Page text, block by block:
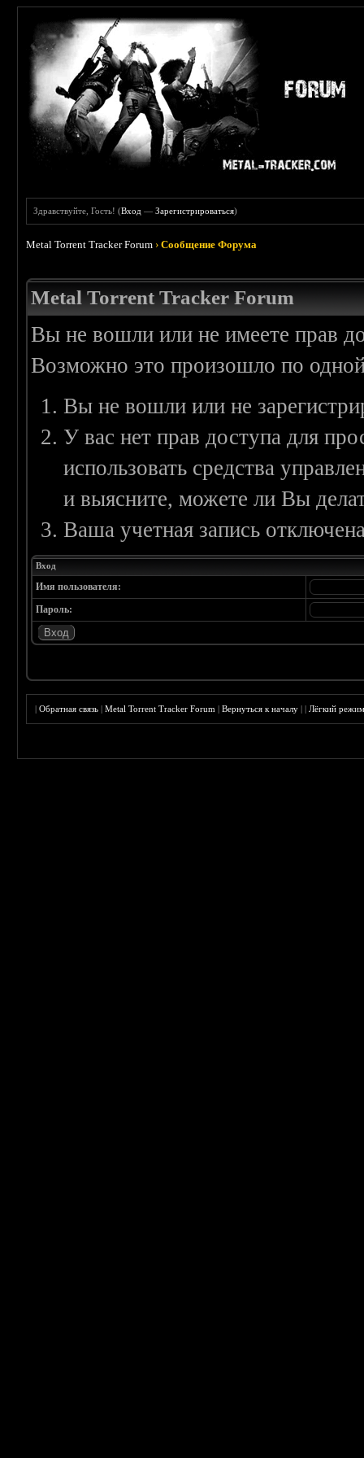
Здравствуйте, Гость! (Вход —Зарегистрироваться)
Metal Torrent Tracker Forum ›Сообщение Форума
Metal Torrent Tracker Forum
Вы не вошли или не имеете прав
Возможно это произошло по
Вы не вошли или не
У вас нет прав доступа для
использовать средства
и выясните, можете ли Вы
Ваша учетная запись
Вход
Имя пользователя:
Пароль:
|Обратная связь |Metal Torrent Tracker Forum |Вернуться к началу ||Лёгкий